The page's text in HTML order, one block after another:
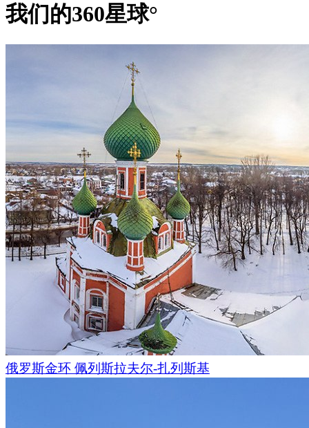
我们到达了塔吉姆的古老定居点。这里的山脉更令人印象深刻
筑群出现在我们的面前。河的对岸是塔吉姆塔，更远的地方还
我们的360星球°
俄罗斯金环 佩列斯拉夫尔-扎列斯基